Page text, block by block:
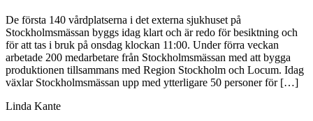
De första 140 vårdplatserna i det externa sjukhuset på
Stockholmsmässan byggs idag klart och är redo för besiktning och
för att tas i bruk på onsdag klockan 11:00. Under förra veckan
arbetade 200 medarbetare från Stockholmsmässan med att bygga
produktionen tillsammans med Region Stockholm och Locum. Idag
växlar Stockholmsmässan upp med ytterligare 50 personer för […]
Linda Kante